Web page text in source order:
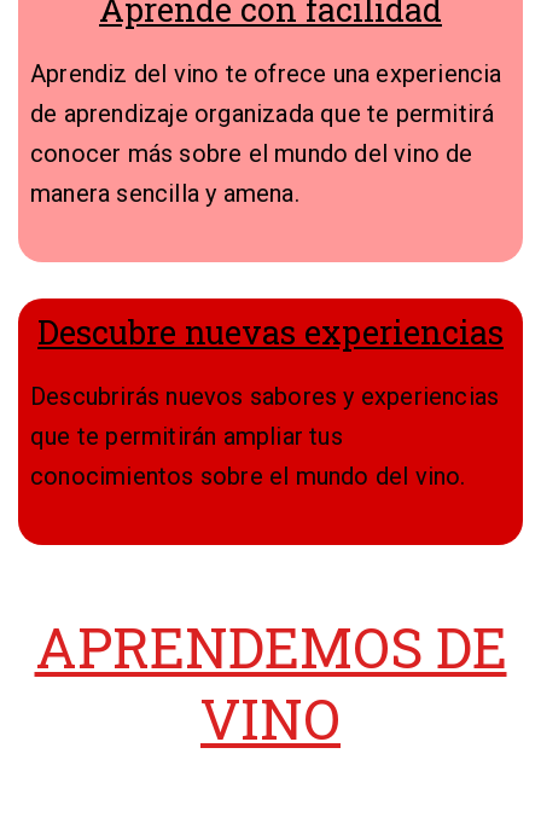
Aprende con facilidad
Aprendiz del vino te ofrece una experiencia
de aprendizaje organizada que te permitirá
conocer más sobre el mundo del vino de
manera sencilla y amena.
Descubre nuevas experiencias
Descubrirás nuevos sabores y experiencias
que te permitirán ampliar tus
conocimientos sobre el mundo del vino.
APRENDEMOS DE
VINO